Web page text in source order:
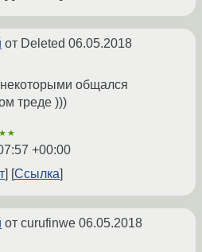
от Deleted 06.05.2018
некоторыми общался
треде )))
+00:00
Ссылка
от curufinwe 06.05.2018